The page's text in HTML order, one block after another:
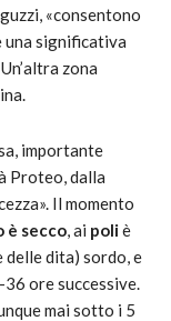
«consentono
una significativa
zona
importante
Proteo, dalla
Il momento
è secco, ai poliè
delle dita) sordo, e
ore successive.
mai sotto i 5